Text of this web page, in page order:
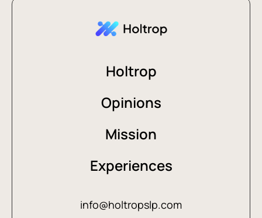
Holtrop
Opinions
Mission
Experiences
info@holtropslp.com